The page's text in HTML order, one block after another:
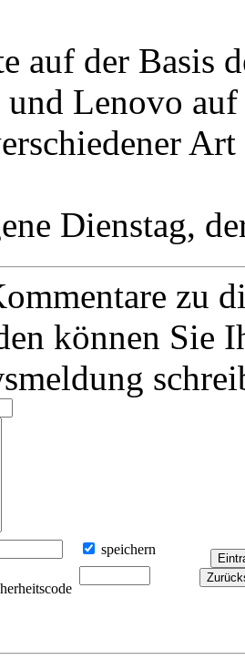
auf der Basis
und Lenovo
Dienstag,
zu
können Sie
speichern